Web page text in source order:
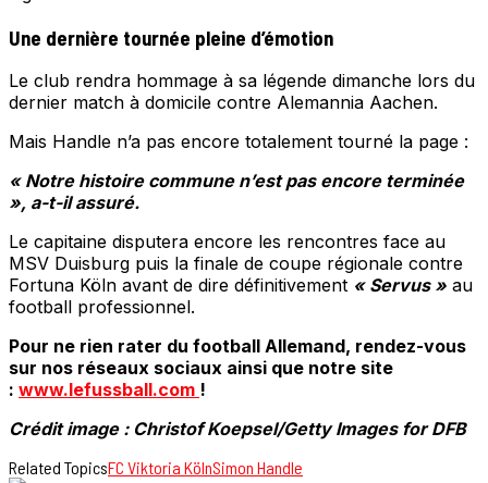
Une dernière tournée pleine d’émotion
Le club rendra hommage à sa légende dimanche lors du
dernier match à domicile contre Alemannia Aachen.
Mais Handle n’a pas encore totalement tourné la page :
« Notre histoire commune n’est pas encore terminée
», a-t-il assuré.
Le capitaine disputera encore les rencontres face au
MSV Duisburg puis la finale de coupe régionale contre
Fortuna Köln avant de dire définitivement « Servus » au
football professionnel.
Pour ne rien rater du football Allemand, rendez-vous
sur nos réseaux sociaux ainsi que notre site
: www.lefussball.com !
Crédit image : Christof Koepsel/Getty Images for DFB
Related TopicsFC Viktoria KölnSimon Handle